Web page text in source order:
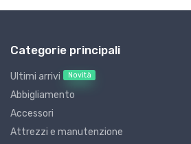
Categorie principali
Ultimi arrivi Novità
Abbigliamento
Accessori
Attrezzi e manutenzione